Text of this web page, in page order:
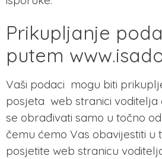
Prikupljanje
putem
Vaši podaci mogu biti
posjeta web stranici voditelja
se obrađivati samo u točno
čemu ćemo Vas obavijestiti u
posjetite web stranicu